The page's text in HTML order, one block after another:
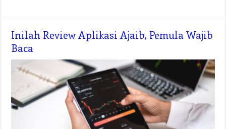
Inilah Review Aplikasi Ajaib, Pemula Wajib
Baca